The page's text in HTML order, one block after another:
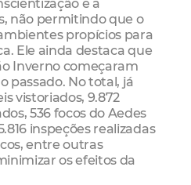
e a
não permitindo que o
propícios para
Ele ainda destaca que
Inverno começaram
passado. No total, já
vistoriados, 9.872
536 focos do Aedes
inspeções realizadas
entre outras
os efeitos da